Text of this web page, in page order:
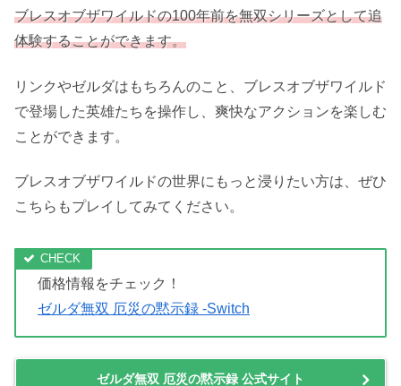
引用元:amazon.co.jp
体験することができます。
リンクやゼルダはもちろんのこと、ブレスオブザワイルド
で登場した英雄たちを操作し、爽快なアクションを楽しむ
ことができます。